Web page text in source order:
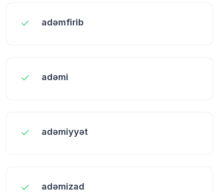
adəmfirib
adəmi
adəmiyyət
adəmizad